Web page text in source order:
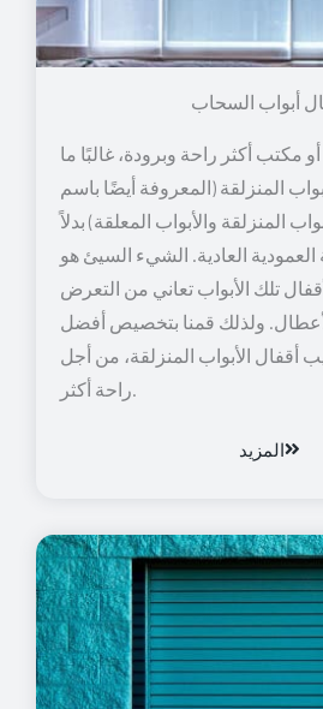
أبواب السحاب
أكثر راحة وبرودة، غالبًا ما
المنزلقة (المعروفة أيضًا باسم
المنزلقة والأبواب المعلقة) بدلاً
العمودية العادية. الشيء السيئ هو
تلك الأبواب تعاني من التعرض
ولذلك قمنا بتخصيص أفضل
أقفال الأبواب المنزلقة، من أجل
راحة أكثر.
المزيد